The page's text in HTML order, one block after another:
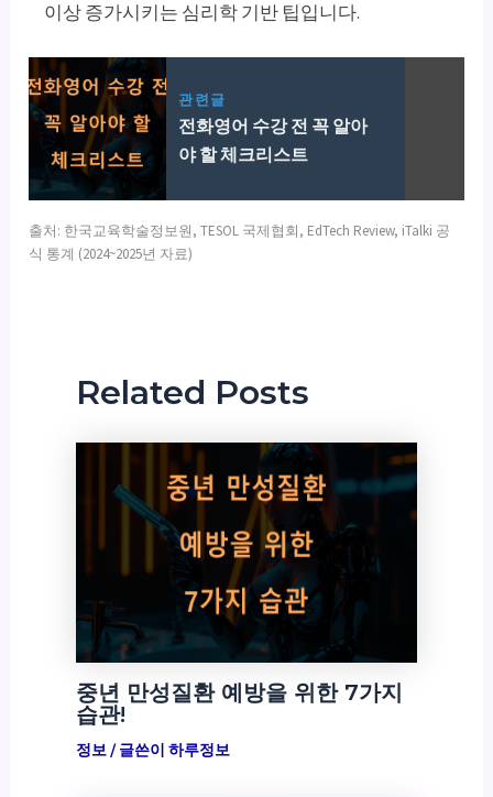
이상 증가시키는 심리학 기반 팁입니다.
관련글
전화영어 수강 전 꼭 알아
야 할 체크리스트
출처: 한국교육학술정보원, TESOL 국제협회, EdTech Review, iTalki 공
식 통계 (2024~2025년 자료)
Related Posts
중년 만성질환 예방을 위한 7가지
습관!
정보/ 글쓴이 하루정보